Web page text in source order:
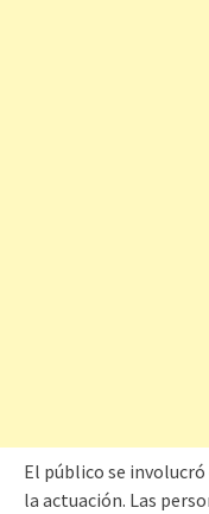
El público se involucró
la actuación. Las